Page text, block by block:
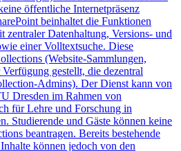
öffentliche Internetpräsenz
beinhaltet die Funktionen
zentraler Datenhaltung, Versions- und
einer Volltextsuche. Diese
(Website-Sammlungen,
gestellt, die dezentral
Admins). Der Dienst kann von
Dresden im Rahmen von
für Lehre und Forschung in
Studierende und Gäste können keine
beantragen. Bereits bestehende
können jedoch von den